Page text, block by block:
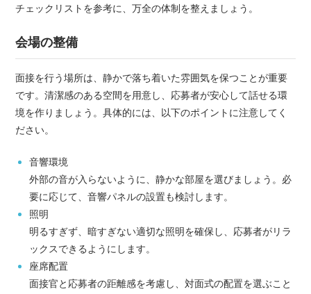
チェックリストを参考に、万全の体制を整えましょう。
会場の整備
面接を行う場所は、静かで落ち着いた雰囲気を保つことが重要
です。清潔感のある空間を用意し、応募者が安心して話せる環
境を作りましょう。具体的には、以下のポイントに注意してく
ださい。
音響環境
外部の音が入らないように、静かな部屋を選びましょう。必
要に応じて、音響パネルの設置も検討します。
照明
明るすぎず、暗すぎない適切な照明を確保し、応募者がリラ
ックスできるようにします。
座席配置
面接官と応募者の距離感を考慮し、対面式の配置を選ぶこと